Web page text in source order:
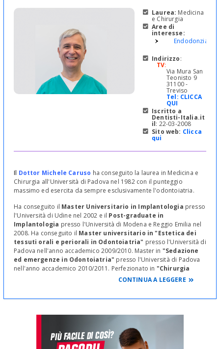
Laurea: Medicina
e Chirurgia
Aree di
interesse:
Endodonzia
Indirizzo:
TV:
Via Mura San
Teonisto 9
31100 -
Treviso
Tel: CLICCA
QUI
Iscritto a
Dentisti-Italia.it
il: 22-03-2008
Sito web: Clicca
qui
Il Dottor Michele Caruso ha conseguito la laurea in Medicina e
Chirurgia all'Università di Padova nel 1982 con il punteggio
massimo ed esercita da sempre esclusivamente l'odontoiatria.
Ha conseguito il Master Universitario in Implantologia presso
l'Università di Udine nel 2002 e il Post-graduate in
Implantologia presso l'Università di Modena e Reggio Emilia nel
2008. Ha conseguito il Master universitario in "Estetica dei
tessuti orali e periorali in Odontoiatria" presso l'Università di
Padova nell'anno accademico 2009/2010. Master in "Sedazione
ed emergenze in Odontoiatria" presso l'Università di Padova
nell'anno accademico 2010/2011. Perfezionato in "Chirurgia
presso l'Università di Padova nell'anno accademico
eseguito migliaia di cure canalari presso lo studio del dr Caruso in
circa 10 anni di collaborazione.
CONTINUA A LEGGERE